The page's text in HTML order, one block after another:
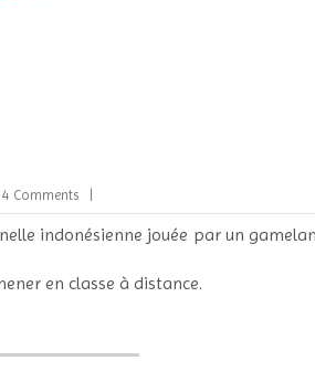
4 Comments
indonésienne jouée par un
en classe à distance.